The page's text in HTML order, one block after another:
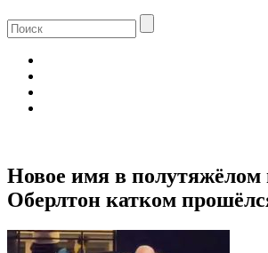
Новое имя в полутяжёлом
Оберлтон катком